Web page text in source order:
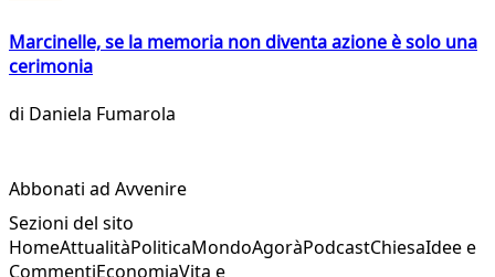
Marcinelle, se la memoria non diventa azione è solo una
cerimonia
di Daniela Fumarola
Abbonati ad Avvenire
Sezioni del sito
HomeAttualitàPoliticaMondoAgoràPodcastChiesaIdee e
CommentiEconomiaVita e